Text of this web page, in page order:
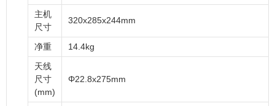
主机
尺寸
320x285x244mm
净重
14.4kg
天线
尺寸
(mm)
Φ22.8x275mm